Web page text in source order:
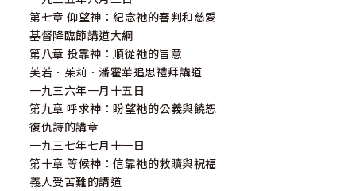
第七章 仰望神：紀念祂的審判和慈愛
基督降臨節講道大綱
第八章 投靠神：順從祂的旨意
芙若．茱莉．潘霍華追思禮拜講道
一九三六年一月十五日
第九章 呼求神：盼望祂的公義與饒恕
復仇詩的講章
一九三七年七月十一日
第十章 等候神：信靠祂的救贖與祝福
義人受苦難的講道